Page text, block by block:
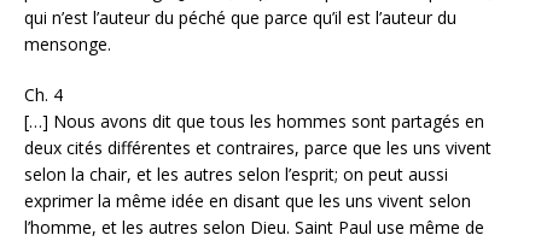
qui n’est l’auteur du péché que parce qu’il est l’auteur du
mensonge.
Ch. 4
[…] Nous avons dit que tous les hommes sont partagés en
deux cités différentes et contraires, parce que les uns vivent
selon la chair, et les autres selon l’esprit; on peut aussi
exprimer la même idée en disant que les uns vivent selon
l’homme, et les autres selon Dieu. Saint Paul use même de